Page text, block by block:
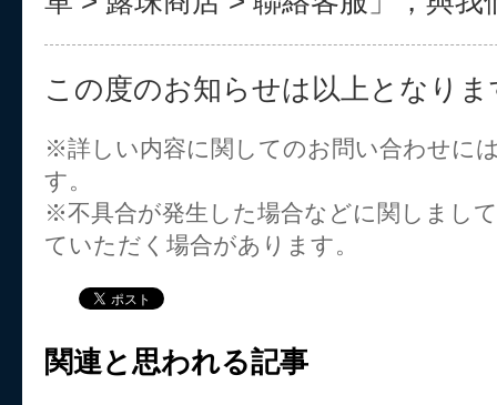
この度のお知らせは以上となりま
※詳しい内容に関してのお問い合わせに
す。
※不具合が発生した場合などに関しまし
ていただく場合があります。
関連と思われる記事